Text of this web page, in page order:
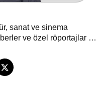
sanat ve sinema
ve özel röportajlar 24
oluyor.